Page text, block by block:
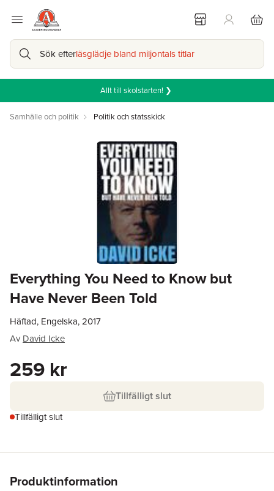
Sök efterläsglädje bland miljontals titlar
Allt till skolstarten! ❯
Samhälle och politik Politik och statsskick
Everything You Need to Know but
Have Never Been Told
Häftad, Engelska, 2017
Av David Icke
259 kr
Tillfälligt slut
Tillfälligt slut
Produktinformation